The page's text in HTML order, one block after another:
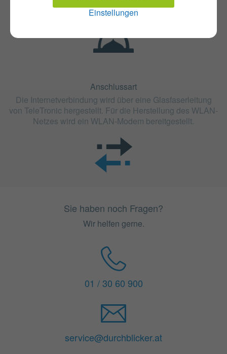
Einstellungen
Anschlussart
Die Internetverbindung wird über eine Glasfaserleitung
von TeleTronic hergestellt. Für die Herstellung des WLAN-
Netzes wird ein WLAN-Modem bereitgestellt.
Sie haben noch Fragen?
Wir helfen gerne.
01 / 30 60 900
service@durchblicker.at